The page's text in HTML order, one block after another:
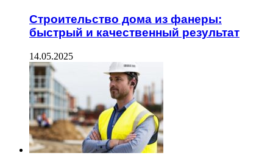
Строительство дома из фанеры:
быстрый и качественный результат
14.05.2025